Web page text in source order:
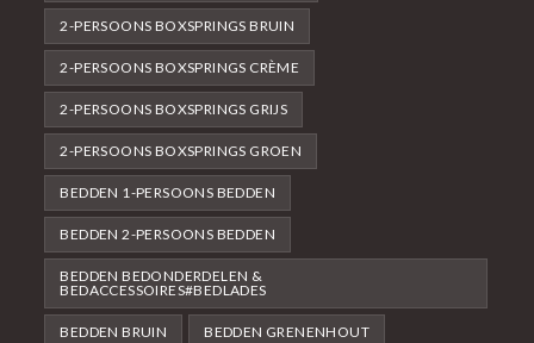
2-PERSOONS BOXSPRINGS BRUIN
2-PERSOONS BOXSPRINGS CRÈME
2-PERSOONS BOXSPRINGS GRIJS
2-PERSOONS BOXSPRINGS GROEN
BEDDEN 1-PERSOONS BEDDEN
BEDDEN 2-PERSOONS BEDDEN
BEDDEN BEDONDERDELEN &
BEDACCESSOIRES#BEDLADES
BEDDEN BRUIN BEDDEN GRENENHOUT